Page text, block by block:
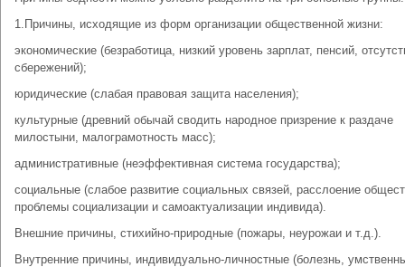
1.Причины, исходящие из форм организации общественной жизни:
экономические (безработица, низкий уровень зарплат, пенсий,
сбережений);
юридические (слабая правовая защита населения);
культурные (древний обычай сводить народное призрение к раздаче
милостыни, малограмотность масс);
административные (неэффективная система государства);
социальные (слабое развитие социальных связей, расслоение
проблемы социализации и самоактуализации индивида).
Внешние причины, стихийно-природные (пожары, неурожаи и т.д.).
Внутренние причины, индивидуально-личностные (болезнь,